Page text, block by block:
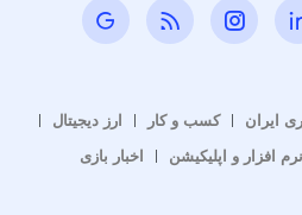
ایران کسب و کار
ارز دیجیتال
نرم افزار و اپلیکیشن اخبار بازی